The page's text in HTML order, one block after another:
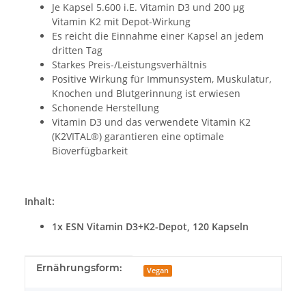
Je Kapsel 5.600 i.E. Vitamin D3 und 200 µg
Vitamin K2 mit Depot-Wirkung
Es reicht die Einnahme einer Kapsel an jedem
dritten Tag
Starkes Preis-/Leistungsverhältnis
Positive Wirkung für Immunsystem, Muskulatur,
Knochen und Blutgerinnung ist erwiesen
Schonende Herstellung
Vitamin D3 und das verwendete Vitamin K2
(K2VITAL®) garantieren eine optimale
Bioverfügbarkeit
Inhalt:
1x ESN Vitamin D3+K2-Depot, 120 Kapseln
Produkteigenschaft
Wert
Ernährungsform: Vegan